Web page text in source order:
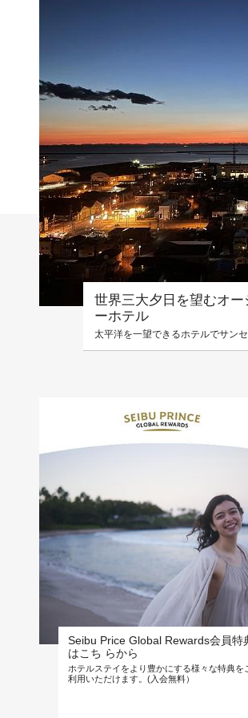
世界三大夕日を望むオー
ーホテル
太平洋を一望できるホテルでサン
Seibu Price Global Rewards会員特
はこち らから
ホテルステイをより豊かにする様々な特典を
利用いただけます。(入会無料）